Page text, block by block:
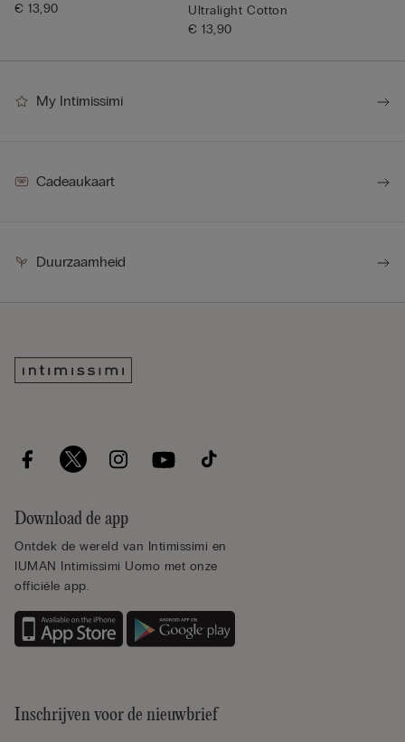
€ 13,90
Ultralight Cotton
€ 13,90
My Intimissimi
Cadeaukaart
Duurzaamheid
Download de app
Ontdek de wereld van Intimissimi en
IUMAN Intimissimi Uomo met onze
officiële app.
Inschrijven voor de nieuwbrief